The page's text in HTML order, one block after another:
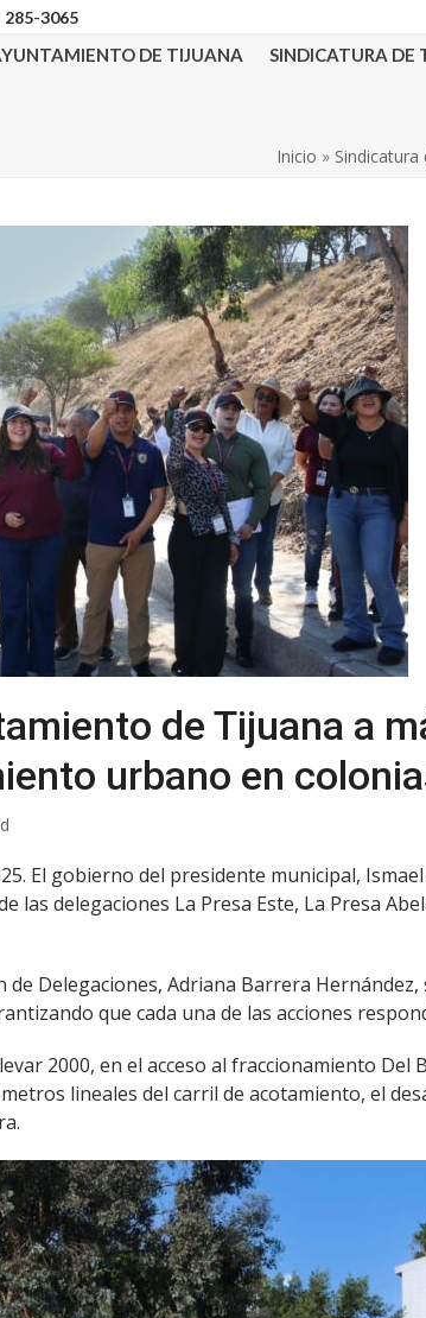
285-3065
DE TIJUANA SINDICATURA DE
Inicio » Sindicatura
de Tijuana a
urbano en
El gobierno del presidente municipal,
las delegaciones La Presa Este, La Presa
de Delegaciones, Adriana Barrera
que cada una de las acciones
2000, en el acceso al fraccionamiento Del
lineales del carril de acotamiento, el